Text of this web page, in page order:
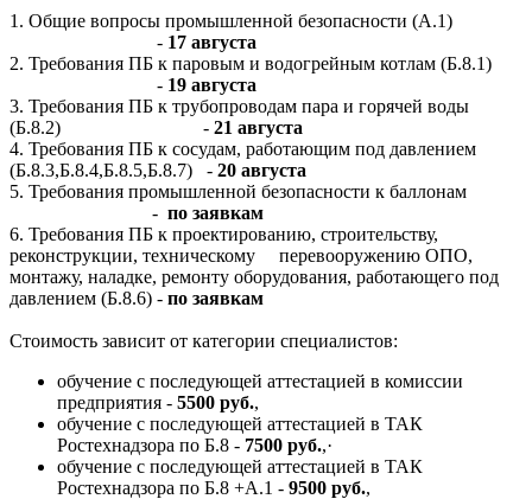
1. Общие вопросы промышленной безопасности (А.1)
- 17 августа
2. Требования ПБ к паровым и водогрейным котлам (Б.8.1)
- 19 августа
3. Требования ПБ к трубопроводам пара и горячей воды
(Б.8.2) - 21 августа
4. Требования ПБ к сосудам, работающим под давлением
(Б.8.3,Б.8.4,Б.8.5,Б.8.7) - 20 августа
5. Требования промышленной безопасности к баллонам
- по заявкам
6. Требования ПБ к проектированию, строительству,
реконструкции, техническому перевооружению ОПО,
монтажу, наладке, ремонту оборудования, работающего под
давлением (Б.8.6) - по заявкам
Стоимость зависит от категории специалистов:
обучение с последующей аттестацией в комиссии
предприятия - 5500 руб.,
обучение с последующей аттестацией в ТАК
Ростехнадзора по Б.8 - 7500 руб.,·
обучение с последующей аттестацией в ТАК
Ростехнадзора по Б.8 +А.1 - 9500 руб.,